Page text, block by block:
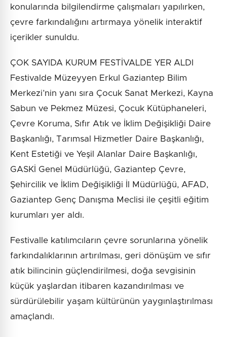
konularında bilgilendirme çalışmaları yapılırken,
çevre farkındalığını artırmaya yönelik interaktif
içerikler sunuldu.
ÇOK SAYIDA KURUM FESTİVALDE YER ALDI
Festivalde Müzeyyen Erkul Gaziantep Bilim
Merkezi’nin yanı sıra Çocuk Sanat Merkezi, Kayna
Sabun ve Pekmez Müzesi, Çocuk Kütüphaneleri,
Çevre Koruma, Sıfır Atık ve İklim Değişikliği Daire
Başkanlığı, Tarımsal Hizmetler Daire Başkanlığı,
Kent Estetiği ve Yeşil Alanlar Daire Başkanlığı,
GASKİ Genel Müdürlüğü, Gaziantep Çevre,
Şehircilik ve İklim Değişikliği İl Müdürlüğü, AFAD,
Gaziantep Genç Danışma Meclisi ile çeşitli eğitim
kurumları yer aldı.
Festivalle katılımcıların çevre sorunlarına yönelik
farkındalıklarının artırılması, geri dönüşüm ve sıfır
atık bilincinin güçlendirilmesi, doğa sevgisinin
küçük yaşlardan itibaren kazandırılması ve
sürdürülebilir yaşam kültürünün yaygınlaştırılması
amaçlandı.